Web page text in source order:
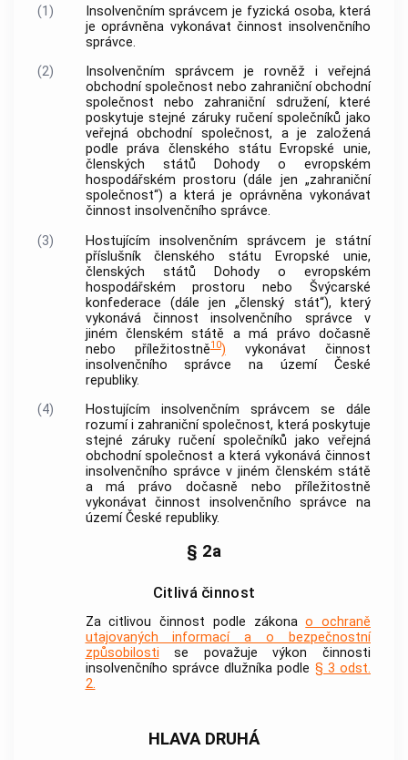
(1) Insolvenčním správcem je fyzická osoba, která
je oprávněna vykonávat činnost insolvenčního
správce.
(2)
Insolvenčním správcem je rovněž i veřejná
obchodní společnost nebo zahraniční obchodní
společnost nebo zahraniční sdružení, které
poskytuje stejné záruky ručení společníků jako
veřejná obchodní společnost, a je založená
podle práva členského státu Evropské unie,
členských států Dohody o evropském
hospodářském prostoru (dále jen „zahraniční
společnost“) a která je oprávněna vykonávat
činnost insolvenčního správce.
(3)
Hostujícím insolvenčním správcem je státní
příslušník členského státu Evropské unie,
členských států Dohody o evropském
hospodářském prostoru nebo Švýcarské
konfederace (dále jen „členský stát“), který
vykonává činnostinsolvenčního správce v
jiném členském státě a má právo dočasně
nebo příležitostně10) vykonávat činnost
insolvenčního správce na území České
republiky.
(4)
Hostujícím insolvenčním správcem se dále
rozumí i zahraniční společnost, která poskytuje
stejné záruky ručení společníků jako veřejná
obchodní společnost a která vykonává činnost
insolvenčního správce v jiném členském státě
a má právo dočasně nebo příležitostně
vykonávat činnost insolvenčního správce na
území České republiky.
§ 2a
Citlivá činnost
Za citlivou činnost podle zákonao ochraně
utajovaných informací a o bezpečnostní
způsobilosti se považuje výkon činnosti
insolvenčního správce dlužníka podle § 3 odst.
2.
HLAVA DRUHÁ